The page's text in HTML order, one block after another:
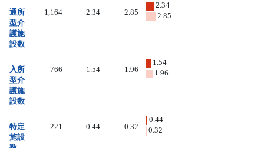
通所
型介
護施
設数
1,164 2.34 2.85
2.34
2.85
入所
型介
護施
設数
766 1.54 1.96
1.54
1.96
特定
施設
221 0.44 0.32
0.44
0.32